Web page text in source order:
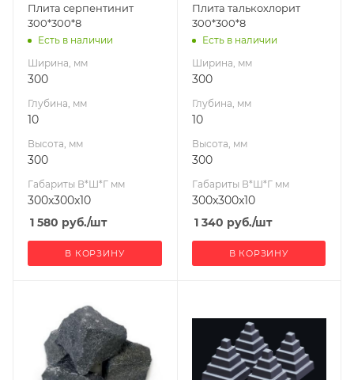
Плита серпентинит
300*300*8
Есть в наличии
Ширина, мм
300
Глубина, мм
10
Высота, мм
300
Габариты В*Ш*Г мм
300x300x10
1 580 руб./шт
В КОРЗИНУ
Плита талькохлорит
300*300*8
Есть в наличии
Ширина, мм
300
Глубина, мм
10
Высота, мм
300
Габариты В*Ш*Г мм
300x300x10
1 340 руб./шт
В КОРЗИНУ
Глубина, мм